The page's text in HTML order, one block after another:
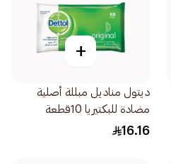
+
ديتول مناديل مبللة أصلية
مضادة للبكتيريا 10قطعة
16.16